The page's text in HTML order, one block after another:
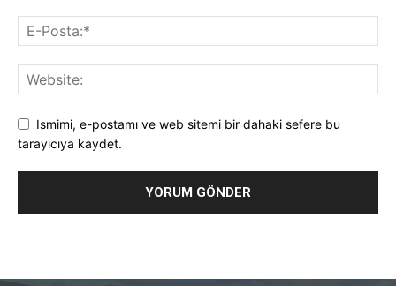
Ismimi, e-postamı ve web sitemi bir dahaki sefere bu
tarayıcıya kaydet.